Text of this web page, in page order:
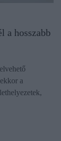
a hosszabb
a